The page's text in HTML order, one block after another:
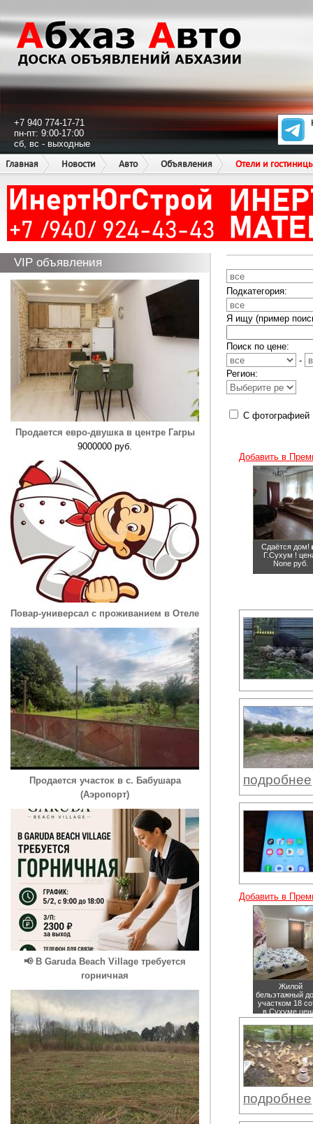
+7 940 774-17-71
пн-пт: 9:00-17:00
сб, вс - выходные
Главная
Новости Авто Объявления Отели и
VIP объявления
Продается евро-двушка в центре Гагры
9000000 руб.
Повар-универсал с проживанием в Отеле
Продается участок в с. Бабушара
(Аэропорт)
📢 В Garuda Beach Village требуется
горничная
Подкатегория:
Я ищу (пример
Поиск по цене:
-
Регион:
С фотографией
Добавить в
Сдаётся дом!
Г.Сухум !
None руб.
подробнее
Добавить в
Жилой
бельэтажный
участком 18
в Сухуме
15000000
подробнее